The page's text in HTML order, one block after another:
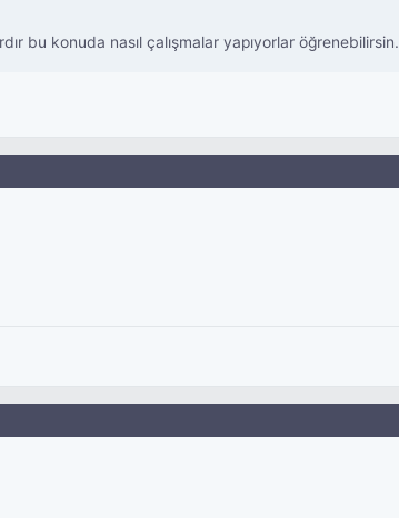
bu konuda nasıl çalışmalar yapıyorlar öğrenebilirsin.